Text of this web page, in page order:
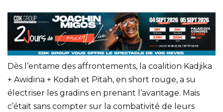
Dès l’entame des affrontements, la coalition Kadjika
+ Awidina + Kodah et Pitah, en short rouge, a su
électriser les gradins en prenant l’avantage. Mais
c’était sans compter sur la combativité de leurs